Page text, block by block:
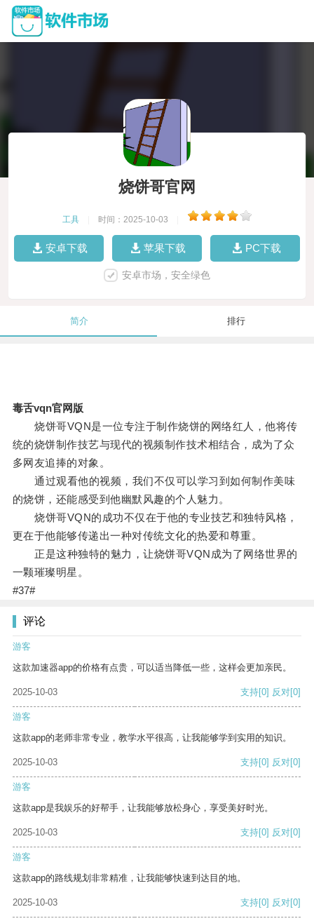
烧饼哥官网
工具 时间：2025-10-03
安卓下载 苹果下载 PC下载
安卓市场，安全绿色
简介 排行
毒舌vqn官网版
烧饼哥VQN是一位专注于制作烧饼的网络红人，他将传
统的烧饼制作技艺与现代的视频制作技术相结合，成为了众
多网友追捧的对象。
通过观看他的视频，我们不仅可以学习到如何制作美味
的烧饼，还能感受到他幽默风趣的个人魅力。
烧饼哥VQN的成功不仅在于他的专业技艺和独特风格，
更在于他能够传递出一种对传统文化的热爱和尊重。
正是这种独特的魅力，让烧饼哥VQN成为了网络世界的
一颗璀璨明星。
#37#
评论
游客
这款加速器app的价格有点贵，可以适当降低一些，这样会更加亲民。
2025-10-03 支持[0] 反对[0]
游客
这款app的老师非常专业，教学水平很高，让我能够学到实用的知识。
2025-10-03 支持[0] 反对[0]
游客
这款app是我娱乐的好帮手，让我能够放松身心，享受美好时光。
2025-10-03 支持[0] 反对[0]
游客
这款app的路线规划非常精准，让我能够快速到达目的地。
2025-10-03 支持[0] 反对[0]